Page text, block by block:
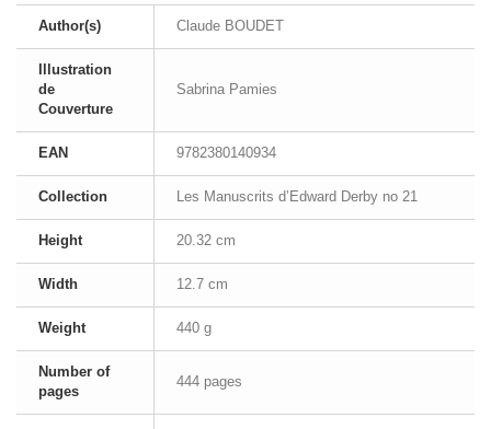
Author(s) Claude BOUDET
Illustration
de
Couverture
Sabrina Pamies
EAN 9782380140934
Collection Les Manuscrits d’Edward Derby no 21
Height 20.32 cm
Width 12.7 cm
Weight 440 g
Number of
pages
444 pages